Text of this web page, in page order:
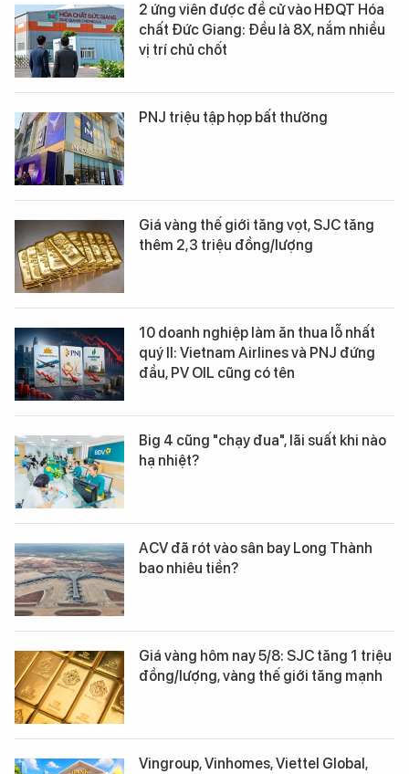
2 ứng viên được đề cử vào HĐQT Hóa
chất Đức Giang: Đều là 8X, nắm nhiều
vị trí chủ chốt
PNJ triệu tập họp bất thường
Giá vàng thế giới tăng vọt, SJC tăng
thêm 2,3 triệu đồng/lượng
10 doanh nghiệp làm ăn thua lỗ nhất
quý II: Vietnam Airlines và PNJ đứng
đầu, PV OIL cũng có tên
Big 4 cũng "chạy đua", lãi suất khi nào
hạ nhiệt?
ACV đã rót vào sân bay Long Thành
bao nhiêu tiền?
Giá vàng hôm nay 5/8: SJC tăng 1 triệu
đồng/lượng, vàng thế giới tăng mạnh
Vingroup, Vinhomes, Viettel Global,